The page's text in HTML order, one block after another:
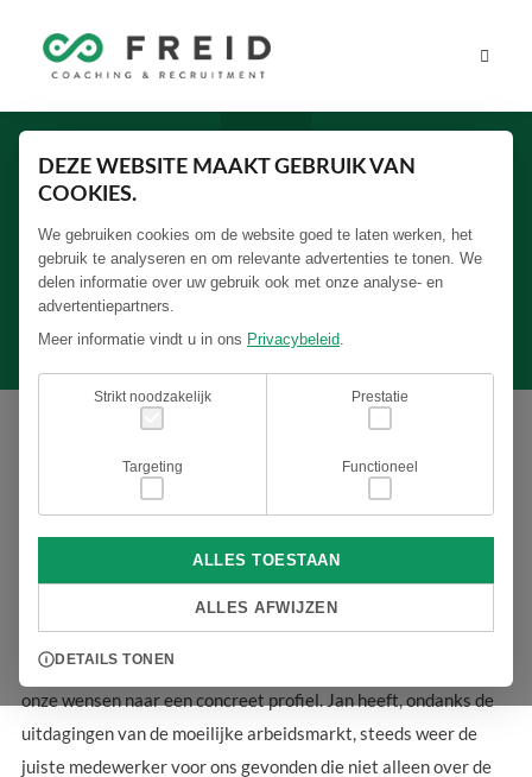
"Uitblinken met persoonlijke aandacht levert
resultaat op"
"We hebben bij Omix Beter Onderwijs de laatste 2 jaar
veelvuldig gebruik gemaakt van de diensten van Jan. Hij blinkt
uit in persoonlijke aandacht en het goed kunnen vertalen van
onze wensen naar een concreet profiel. Jan heeft, ondanks de
uitdagingen van de moeilijke arbeidsmarkt, steeds weer de
juiste medewerker voor ons gevonden die niet alleen over de
DEZE WEBSITE MAAKT GEBRUIK VAN
COOKIES.
We gebruiken cookies om de website goed te laten werken, het
gebruik te analyseren en om relevante advertenties te tonen. We
delen informatie over uw gebruik ook met onze analyse- en
advertentiepartners.
Meer informatie vindt u in ons Privacybeleid.
Strikt noodzakelijk Prestatie
Targeting Functioneel
ALLES TOESTAAN
ALLES AFWIJZEN
DETAILS TONEN